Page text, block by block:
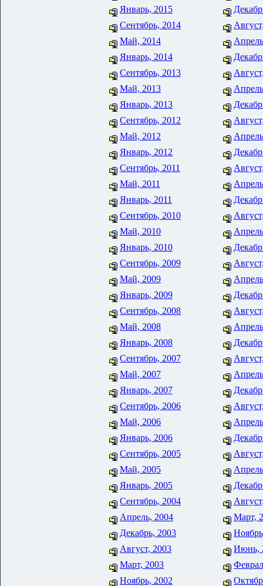
Январь, 2015
Сентябрь, 2014
Май, 2014
Январь, 2014
Сентябрь, 2013
Май, 2013
Январь, 2013
Сентябрь, 2012
Май, 2012
Январь, 2012
Сентябрь, 2011
Май, 2011
Январь, 2011
Сентябрь, 2010
Май, 2010
Январь, 2010
Сентябрь, 2009
Май, 2009
Январь, 2009
Сентябрь, 2008
Май, 2008
Январь, 2008
Сентябрь, 2007
Май, 2007
Январь, 2007
Сентябрь, 2006
Май, 2006
Январь, 2006
Сентябрь, 2005
Май, 2005
Январь, 2005
Сентябрь, 2004
Апрель, 2004
Март,
Декабрь, 2003
Август, 2003
Июнь,
Март, 2003
Ноябрь, 2002